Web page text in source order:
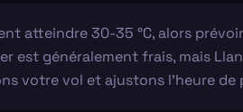
atteindre 30-35 °C, alors
est généralement frais, mais
votre vol et ajustons l'heure de